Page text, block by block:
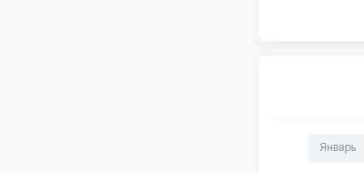
Январь